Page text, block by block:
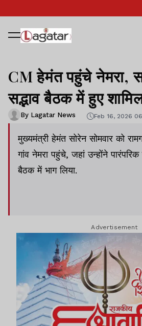
CM हेमंत पहुंचे नेमरा,
सद्भाव बैठक में हुए
By Lagatar News Feb 16, 2026
मुख्यमंत्री हेमंत सोरेन सोमवार को
गांव नेमरा पहुंचे, जहां उन्होंने पारंपरिक
बैठक में भाग लिया.
Advertisement